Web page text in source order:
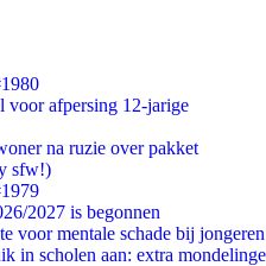
voor afpersing 12-jarige
na ruzie over pakket
sfw!)
2027 is begonnen
voor mentale schade bij jongeren
in scholen aan: extra mondelinge